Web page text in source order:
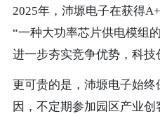
2025年，沛塬电子在获得
“一种大功率芯片供电模组
进一步夯实竞争优势，科技
更可贵的是，沛塬电子始
因，不定期参加园区产业